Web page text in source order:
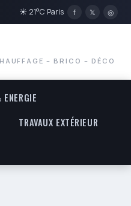
☀ 21°C Paris f 𝕏 ◎
– BRICO – DÉCO
TRAVAUX EXTÉRIEUR